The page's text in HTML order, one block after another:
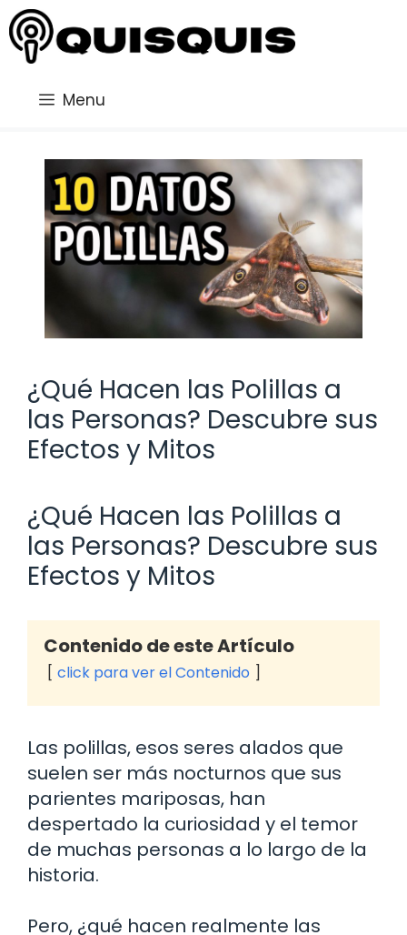
Saltar
al
contenido
Menu
¿Qué Hacen las Polillas a
las Personas? Descubre sus
Efectos y Mitos
¿Qué Hacen las Polillas a
las Personas? Descubre sus
Efectos y Mitos
Contenido de este Artículo
click para ver el Contenido
Las polillas, esos seres alados que
suelen ser más nocturnos que sus
parientes mariposas, han
despertado la curiosidad y el temor
de muchas personas a lo largo de la
historia.
Pero, ¿qué hacen realmente las